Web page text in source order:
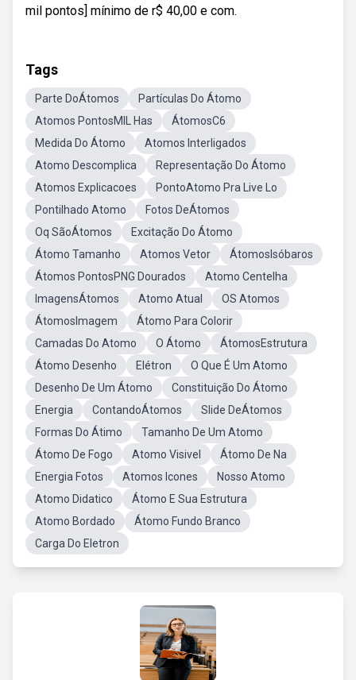
mil pontos] mínimo de r$ 40,00 e com.
Tags
Parte DoÁtomos
Partículas Do Átomo
Atomos PontosMIL Has
ÁtomosC6
Medida Do Átomo
Atomos Interligados
Atomo Descomplica
Representação Do Átomo
Atomos Explicacoes
PontoAtomo Pra Live Lo
Pontilhado Atomo
Fotos DeÁtomos
Oq SãoÁtomos
Excitação Do Átomo
Átomo Tamanho
Atomos Vetor
ÁtomosIsóbaros
Átomos PontosPNG Dourados
Atomo Centelha
ImagensÁtomos
Atomo Atual
OS Atomos
ÁtomosImagem
Átomo Para Colorir
Camadas Do Atomo
O Átomo
ÁtomosEstrutura
Átomo Desenho
Elétron
O Que É Um Atomo
Desenho De Um Átomo
Constituição Do Átomo
Energia
ContandoÁtomos
Slide DeÁtomos
Formas Do Átimo
Tamanho De Um Atomo
Átomo De Fogo
Atomo Visivel
Átomo De Na
Energia Fotos
Atomos Icones
Nosso Atomo
Atomo Didatico
Átomo E Sua Estrutura
Atomo Bordado
Átomo Fundo Branco
Carga Do Eletron